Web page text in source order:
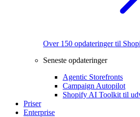
Over 150 opdateringer til
Seneste opdateringer
Agentic Storefronts
Campaign Autopilot
Shopify AI Toolkit til
Priser
Enterprise